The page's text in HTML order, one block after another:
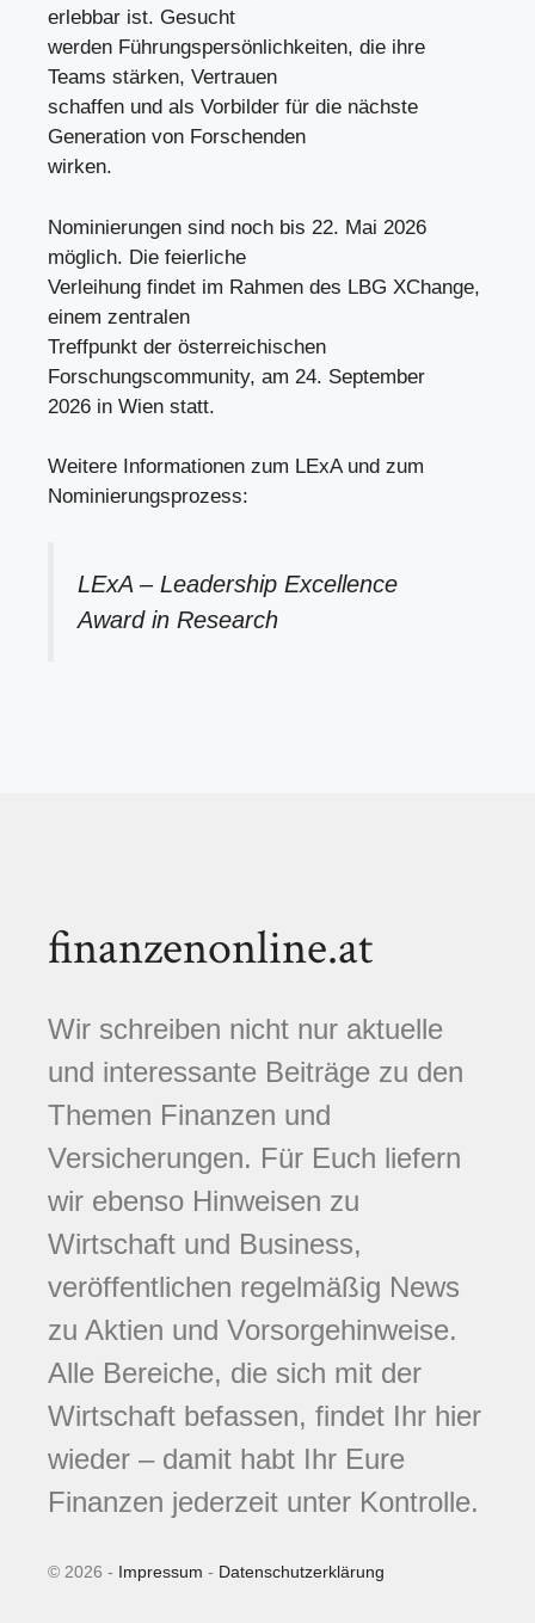
erlebbar ist. Gesucht
werden Führungspersönlichkeiten, die ihre
Teams stärken, Vertrauen
schaffen und als Vorbilder für die nächste
Generation von Forschenden
wirken.
Nominierungen sind noch bis 22. Mai 2026
möglich. Die feierliche
Verleihung findet im Rahmen des LBG XChange,
einem zentralen
Treffpunkt der österreichischen
Forschungscommunity, am 24. September
2026 in Wien statt.
Weitere Informationen zum LExA und zum
Nominierungsprozess:
LExA – Leadership Excellence
Award in Research
finanzenonline.at
Wir schreiben nicht nur aktuelle
und interessante Beiträge zu den
Themen Finanzen und
Versicherungen. Für Euch liefern
wir ebenso Hinweisen zu
Wirtschaft und Business,
veröffentlichen regelmäßig News
zu Aktien und Vorsorgehinweise.
Alle Bereiche, die sich mit der
Wirtschaft befassen, findet Ihr hier
wieder – damit habt Ihr Eure
Finanzen jederzeit unter Kontrolle.
© 2026 - Impressum - Datenschutzerklärung